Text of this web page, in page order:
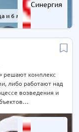
Синергия
и 6 мес.
решают комплекс
либо работают над
возведения и